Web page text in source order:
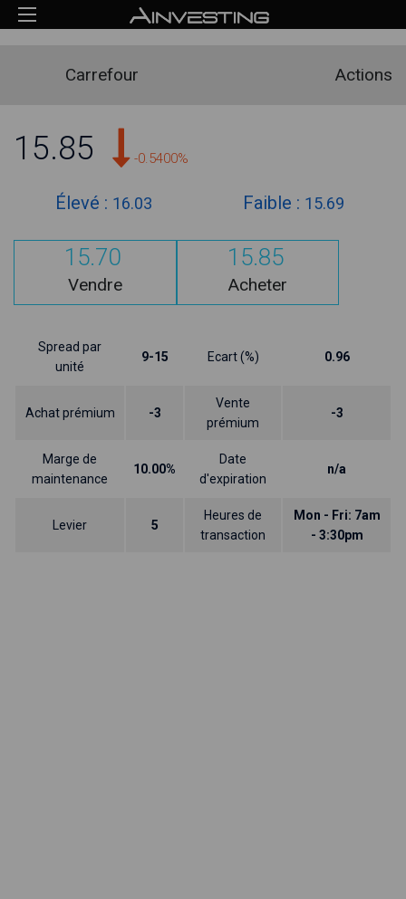
Carrefour Actions
15.85 -0.5400%
Élevé : 16.03 Faible : 15.69
15.70
Vendre
15.85
Acheter
Spread par
unité
9-15 Ecart (%) 0.96
Achat prémium -3
Vente
prémium
-3
Marge de
maintenance
10.00%
Date
d'expiration
n/a
Levier 5
Heures de
transaction
Mon - Fri: 7am
- 3:30pm